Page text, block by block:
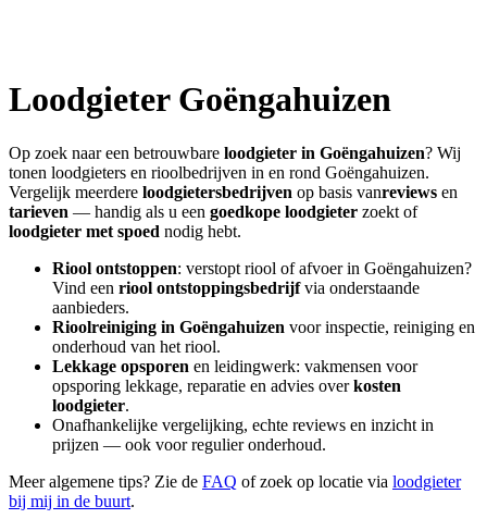
Loodgieter Goëngahuizen
Op zoek naar een betrouwbare loodgieter in Goëngahuizen? Wij
tonen loodgieters en rioolbedrijven in en rond Goëngahuizen.
Vergelijk meerdere loodgietersbedrijven op basis vanreviews en
tarieven — handig als u een goedkope loodgieter zoekt of
loodgieter met spoed nodig hebt.
Riool ontstoppen: verstopt riool of afvoer in Goëngahuizen?
Vind een riool ontstoppingsbedrijfvia onderstaande
aanbieders.
Rioolreiniging in Goëngahuizen voor inspectie, reiniging en
onderhoud van het riool.
Lekkage opsporen en leidingwerk: vakmensen voor
opsporing lekkage, reparatie en advies overkosten
loodgieter.
Onafhankelijke vergelijking, echte reviews en inzicht in
prijzen — ook voor regulier onderhoud.
Meer algemene tips? Zie de FAQ of zoek op locatie via loodgieter
bij mij in de buurt.